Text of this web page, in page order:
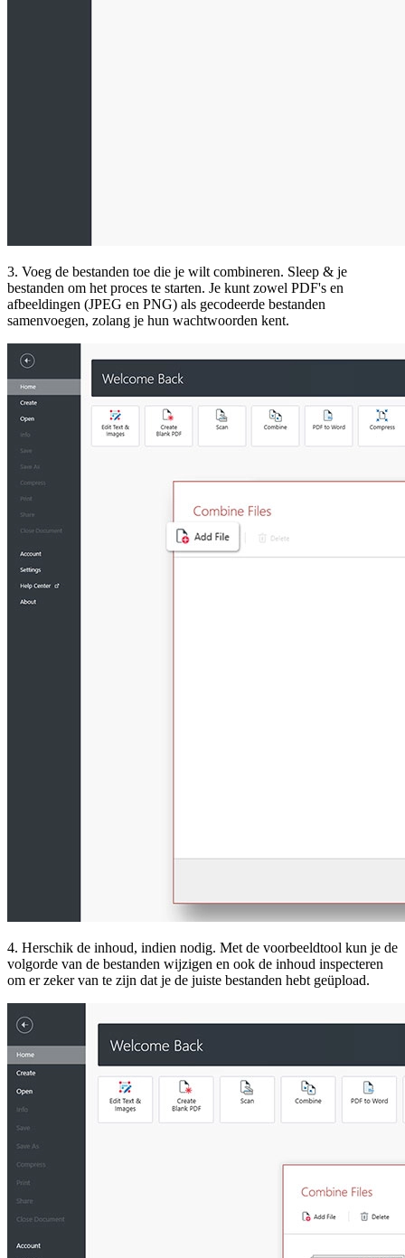
3. Voeg de bestanden toe die je wilt combineren. Sleep & je
bestanden om het proces te starten. Je kunt zowel PDF's en
afbeeldingen (JPEG en PNG) als gecodeerde bestanden
samenvoegen, zolang je hun wachtwoorden kent.
4. Herschik de inhoud, indien nodig. Met de voorbeeldtool kun je de
volgorde van de bestanden wijzigen en ook de inhoud inspecteren
om er zeker van te zijn dat je de juiste bestanden hebt geüpload.